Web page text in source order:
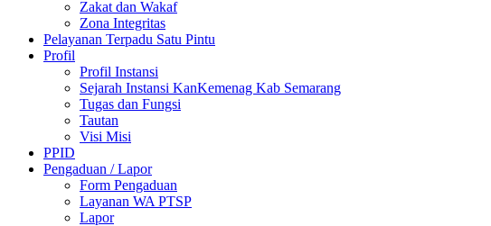
Zakat dan Wakaf
Zona Integritas
Pelayanan Terpadu Satu Pintu
Profil
Profil Instansi
Sejarah Instansi KanKemenag Kab Semarang
Tugas dan Fungsi
Tautan
Visi Misi
PPID
Pengaduan / Lapor
Form Pengaduan
Layanan WA PTSP
Lapor